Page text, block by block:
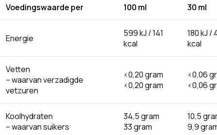
Voedingswaarde per 100 ml 30 ml
Energie
599 kJ / 141
kcal
180 kJ /
kcal
Vetten
– waarvan verzadigde
vetzuren
<0,20 gram
<0,20 gram
<0,06
<0,06
Koolhydraten
– waarvan suikers
34,5 gram
33 gram
10,5
9,9